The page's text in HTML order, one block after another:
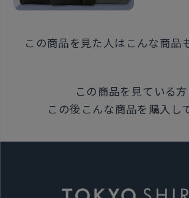
この商品を見た人はこんな商品
この商品を見ている
この後こんな商品を購入し